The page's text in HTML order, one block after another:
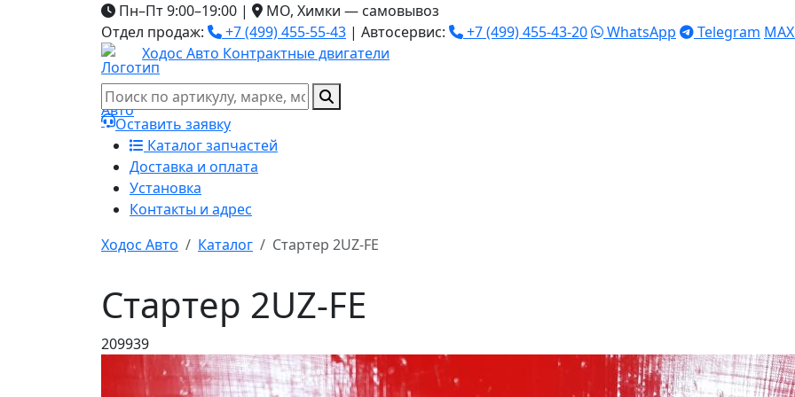
Пн–Пт 9:00–19:00 |
МО, Химки — самовывоз
Отдел продаж:
+7 (499) 455-55-43 | Автосервис: +7 (499) 455-43-20 WhatsApp Telegram MAX
Ходос Авто Контрактные двигатели
Оставить заявку
Каталог запчастей
Доставка и оплата
Установка
Контакты и адрес
Ходос Авто
Каталог Стартер 2UZ-FE
Стартер 2UZ-FE
209939